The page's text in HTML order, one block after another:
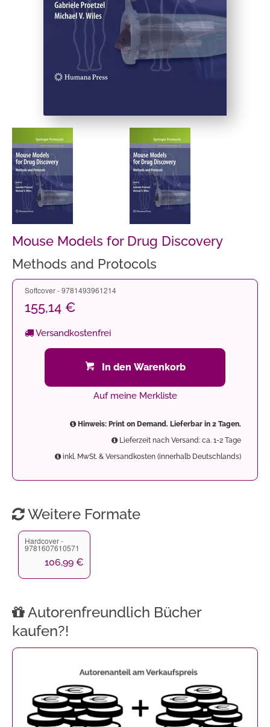
Mouse Models for Drug Discovery
Methods and Protocols
Softcover - 9781493961214
155,14 €
Versandkostenfrei
In den Warenkorb
Auf meine Merkliste
Hinweis: Print on Demand. Lieferbar in 2 Tagen.
Lieferzeit nach Versand: ca. 1-2 Tage
inkl. MwSt. & Versandkosten (innerhalb Deutschlands)
Weitere Formate
Hardcover -
9781607610571
106,99 €
Autorenfreundlich Bücher
kaufen?!